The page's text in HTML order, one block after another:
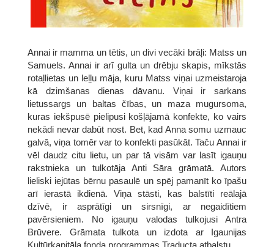
Annai ir mamma un tētis, un divi vecāki brāļi: Matss un
Samuels. Annai ir arī gulta un drēbju skapis, mīkstās
rotaļlietas un leļļu māja, kuru Matss viņai uzmeistaroja
kā dzimšanas dienas dāvanu. Viņai ir sarkans
lietussargs un baltas čības, un maza mugursoma,
kuras iekšpusē pielipusi košļājamā konfekte, ko vairs
nekādi nevar dabūt nost. Bet, kad Anna somu uzmauc
galvā, viņa tomēr var to konfekti pasūkāt. Taču Annai ir
vēl daudz citu lietu, un par tā visām var lasīt igauņu
rakstnieka un tulkotāja Anti Sāra grāmatā. Autors
lieliski iejūtas bērnu pasaulē un spēj pamanīt ko īpašu
arī ierastā ikdienā. Viņa stāsti, kas balstīti reālajā
dzīvē, ir asprātīgi un sirsnīgi, ar negaidītiem
pavērsieniem. No igauņu valodas tulkojusi Antra
Brūvere. Grāmata tulkota un izdota ar Igaunijas